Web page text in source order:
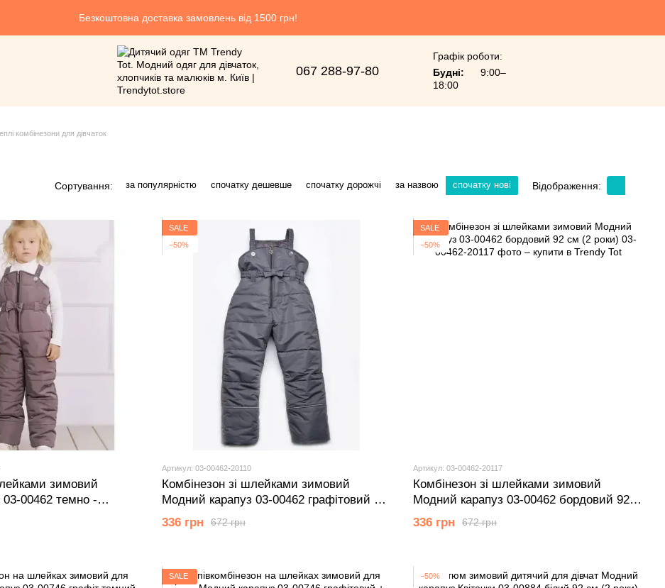
Безкоштовна доставка замовлень від 1500 грн!
067 288-97-80
Графік роботи:
Будні:
9:00–
18:00
комбінезони для дівчаток
Сортування: за популярністю спочатку дешевше спочатку дорожчі за назвою спочатку нові Відображення:
зимовий
00462 темно -
роки)
SALE
−50%
Артикул: 03-00462-20110
Комбінезон зі шлейками зимовий
Модний карапуз 03-00462 графітовий 92
см (2 роки)
672 грн
336 грн
SALE
−50%
Артикул: 03-00462-20117
Комбінезон зі шлейками зимовий
Модний карапуз 03-00462 бордовий 92
см (2 роки)
672 грн
336 грн
SALE
−50%